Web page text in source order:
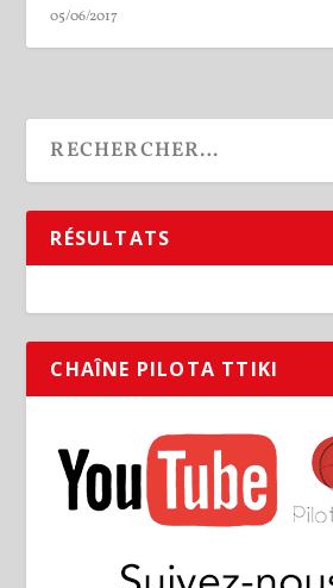
05/06/2017
RÉSULTATS
CHAÎNE PILOTA TTIKI